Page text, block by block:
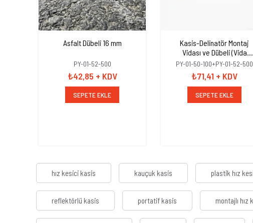
Asfalt Dübeli 16 mm
PY-01-52-500
₺42,85 + KDV
SEPETE EKLE
Kasis-Delinatör Montaj
Vidası ve Dübeli (Vida
10x100mm+Dübel 16mm)
PY-01-50-100+PY-01-52-500
₺71,41 + KDV
SEPETE EKLE
hız kesici kasis kauçuk kasis plastik hız
reflektörlü kasis portatif kasis montajlı hız